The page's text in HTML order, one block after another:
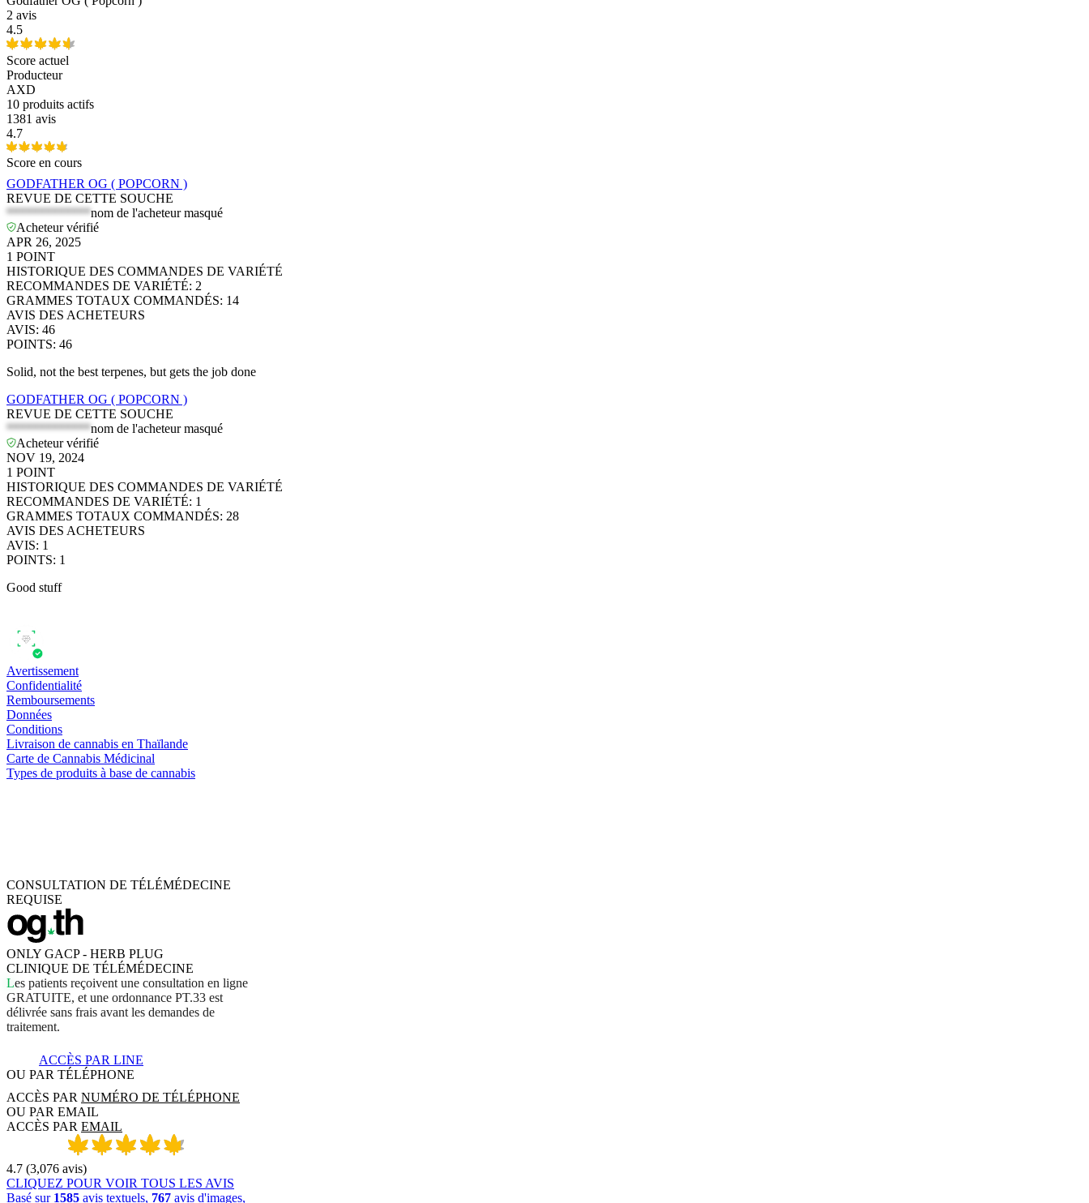
2 avis
4.5
Score actuel
Producteur
AXD
10 produits actifs
1381 avis
4.7
Score en cours
GODFATHER OG ( POPCORN )
REVUE DE CETTE SOUCHE
*************nom de l'acheteur masqué
Acheteur vérifié
APR 26, 2025
1 POINT
HISTORIQUE DES COMMANDES DE VARIÉTÉ
RECOMMANDES DE VARIÉTÉ: 2
GRAMMES TOTAUX COMMANDÉS: 14
AVIS DES ACHETEURS
AVIS: 46
POINTS: 46
Solid, not the best terpenes, but gets the job done
GODFATHER OG ( POPCORN )
REVUE DE CETTE SOUCHE
*************nom de l'acheteur masqué
Acheteur vérifié
NOV 19, 2024
1 POINT
HISTORIQUE DES COMMANDES DE VARIÉTÉ
RECOMMANDES DE VARIÉTÉ: 1
GRAMMES TOTAUX COMMANDÉS: 28
AVIS DES ACHETEURS
AVIS: 1
POINTS: 1
Good stuff
Avertissement
Confidentialité
Remboursements
Données
Conditions
Livraison de cannabis en Thaïlande
Carte de Cannabis Médicinal
Types de produits à base de cannabis
CONSULTATION DE TÉLÉMÉDECINE
REQUISE
ONLY GACP - HERB PLUG
CLINIQUE DE TÉLÉMÉDECINE
Les patients reçoivent une consultation en ligne
GRATUITE, et une ordonnance PT.33 est
délivrée sans frais avant les demandes de
traitement.
ACCÈS PAR LINE
OU PAR TÉLÉPHONE
ACCÈS PAR NUMÉRO DE TÉLÉPHONE
OU PAR EMAIL
ACCÈS PAR EMAIL
4.7 (3,076 avis)
CLIQUEZ POUR VOIR TOUS LES AVIS
Basé sur 1585 avis textuels, 767 avis d'images,